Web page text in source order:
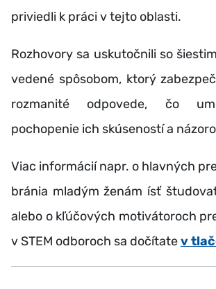
priviedli k práci v tejto oblasti.
Rozhovory sa uskutočnili so
vedené spôsobom, ktorý
rozmanité odpovede, čo
pochopenie ich skúseností a
Viac informácií napr. o hlavných
bránia mladým ženám ísť
alebo o kľúčových motivátoroch
v STEM odboroch sa dočítatev